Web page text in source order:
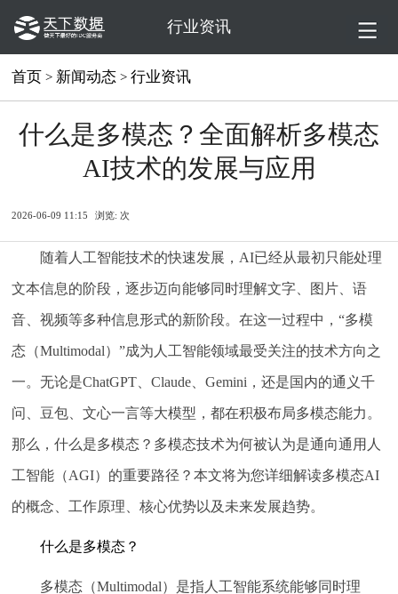
行业资讯
首页 > 新闻动态 >行业资讯
什么是多模态？全面解析多模态
AI技术的发展与应用
2026-06-09 11:15 浏览: 次
随着人工智能技术的快速发展，AI已经从最初只能处理
文本信息的阶段，逐步迈向能够同时理解文字、图片、语
音、视频等多种信息形式的新阶段。在这一过程中，“多模
态（Multimodal）”成为人工智能领域最受关注的技术方向之
一。无论是ChatGPT、Claude、Gemini，还是国内的通义千
问、豆包、文心一言等大模型，都在积极布局多模态能力。
那么，什么是多模态？多模态技术为何被认为是通向通用人
工智能（AGI）的重要路径？本文将为您详细解读多模态AI
的概念、工作原理、核心优势以及未来发展趋势。
什么是多模态？
多模态（Multimodal）是指人工智能系统能够同时理